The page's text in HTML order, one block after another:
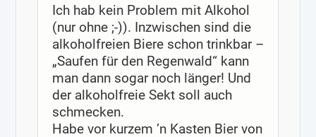
Ich hab kein Problem mit Alkohol
(nur ohne ;-)). Inzwischen sind die
alkoholfreien Biere schon trinkbar –
„Saufen für den Regenwald“ kann
man dann sogar noch länger! Und
der alkoholfreie Sekt soll auch
schmecken.
Habe vor kurzem ’n Kasten Bier von